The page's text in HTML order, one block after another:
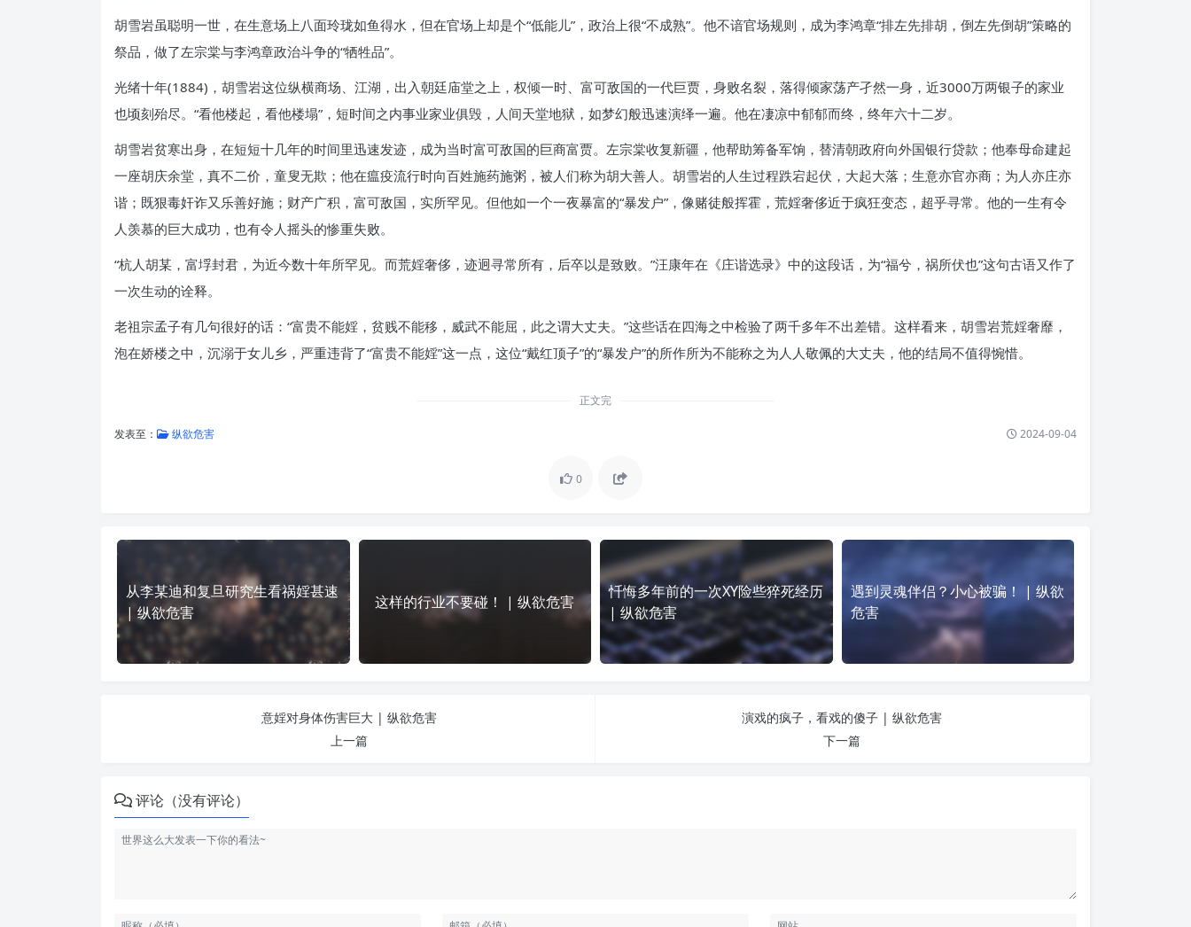
胡雪岩虽聪明一世，在生意场上八面玲珑如鱼得水，但在官场上却是个“低能儿”，政治上很“不成熟”。他不谙官场规则，成为李鸿章“排左先排胡，倒左先倒胡”策略的
祭品，做了左宗棠与李鸿章政治斗争的“牺牲品”。
光绪十年(1884)，胡雪岩这位纵横商场、江湖，出入朝廷庙堂之上，权倾一时、富可敌国的一代巨贾，身败名裂，落得倾家荡产孑然一身，近3000万两银子的家业
也顷刻殆尽。“看他楼起，看他楼塌”，短时间之内事业家业俱毁，人间天堂地狱，如梦幻般迅速演绎一遍。他在凄凉中郁郁而终，终年六十二岁。
胡雪岩贫寒出身，在短短十几年的时间里迅速发迹，成为当时富可敌国的巨商富贾。左宗棠收复新疆，他帮助筹备军饷，替清朝政府向外国银行贷款；他奉母命建起
一座胡庆余堂，真不二价，童叟无欺；他在瘟疫流行时向百姓施药施粥，被人们称为胡大善人。胡雪岩的人生过程跌宕起伏，大起大落；生意亦官亦商；为人亦庄亦
谐；既狠毒奸诈又乐善好施；财产广积，富可敌国，实所罕见。但他如一个一夜暴富的“暴发户”，像赌徒般挥霍，荒婬奢侈近于疯狂变态，超乎寻常。他的一生有令
人羡慕的巨大成功，也有令人摇头的惨重失败。
“杭人胡某，富垺封君，为近今数十年所罕见。而荒婬奢侈，迹迥寻常所有，后卒以是致败。”汪康年在《庄谐选录》中的这段话，为“福兮，祸所伏也”这句古语又作了
一次生动的诠释。
老祖宗孟子有几句很好的话：“富贵不能婬，贫贱不能移，威武不能屈，此之谓大丈夫。”这些话在四海之中检验了两千多年不出差错。这样看来，胡雪岩荒婬奢靡，
泡在娇楼之中，沉溺于女儿乡，严重违背了“富贵不能婬”这一点，这位“戴红顶子”的“暴发户”的所作所为不能称之为人人敬佩的大丈夫，他的结局不值得惋惜。
正文完
发表至： 纵欲危害 2024-09-04
0
从李某迪和复旦研究生看祸婬甚速
| 纵欲危害
这样的行业不要碰！ | 纵欲危害
忏悔多年前的一次XY险些猝死经历
| 纵欲危害
遇到灵魂伴侣？小心被骗！ | 纵欲
危害
意婬对身体伤害巨大 | 纵欲危害
上一篇
演戏的疯子，看戏的傻子 | 纵欲危害
下一篇
评论（没有评论）